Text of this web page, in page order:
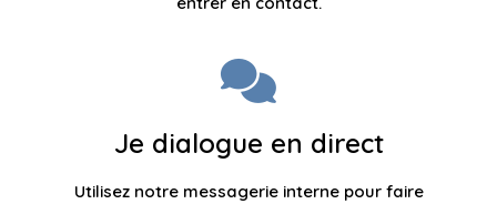
Je dialogue en direct
Utilisez notre messagerie interne pour faire